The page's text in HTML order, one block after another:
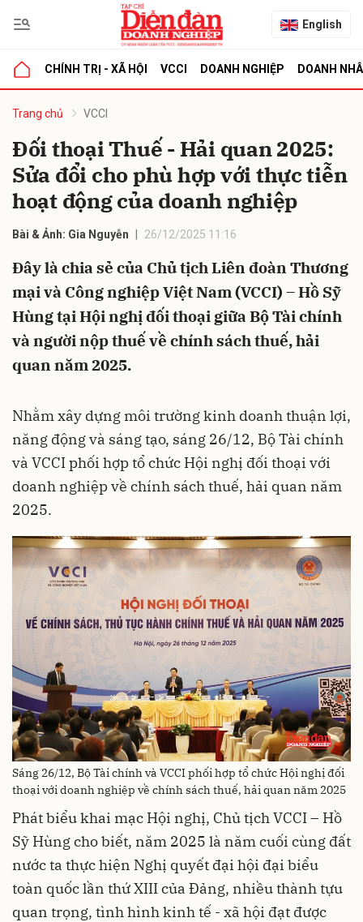
English
CHÍNH TRỊ - XÃ HỘI VCCI DOANH NGHIỆP DOANH
Trang chủ VCCI
Đối thoại Thuế - Hải quan 2025:
Sửa đổi cho phù hợp với thực tiễn
hoạt động của doanh nghiệp
Bài & Ảnh: Gia Nguyễn 26/12/2025 11:16
Đây là chia sẻ của Chủ tịch Liên đoàn Thương
mại và Công nghiệp Việt Nam (VCCI) – Hồ Sỹ
Hùng tại Hội nghị đối thoại giữa Bộ Tài chính
và người nộp thuế về chính sách thuế, hải
quan năm 2025.
Nhằm xây dựng môi trường kinh doanh thuận lợi,
năng động và sáng tạo, sáng 26/12, Bộ Tài chính
và VCCI phối hợp tổ chức Hội nghị đối thoại với
doanh nghiệp về chính sách thuế, hải quan năm
2025.
Sáng 26/12, Bộ Tài chính và VCCI phối hợp tổ chức Hội nghị đối
thoại với doanh nghiệp về chính sách thuế, hải quan năm 2025
Phát biểu khai mạc Hội nghị, Chủ tịch VCCI – Hồ
Sỹ Hùng cho biết, năm 2025 là năm cuối cùng đất
nước ta thực hiện Nghị quyết đại hội đại biểu
toàn quốc lần thứ XIII của Đảng, nhiều thành tựu
quan trọng, tình hình kinh tế - xã hội đạt được
luận
Hủy